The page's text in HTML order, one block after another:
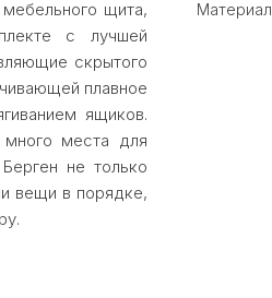
щита,
с лучшей
скрытого
плавное
ящиков.
места для
не только
вещи в порядке,
Материал